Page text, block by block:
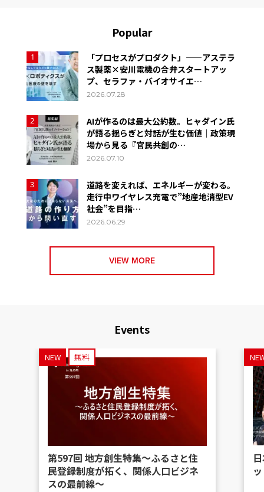
Popular
1
「プロセスがプロダクト」——アステラ
ス製薬×安川電機の合弁スタートアッ
プ、セラファ・バイオサイエ…
2026.07.28
2
AIが作るのは最大公約数。ヒャダイン氏
が語る揺らぎと対話が生む価値｜政策現
場から見る『官民共創の…
2026.07.10
3
道路を変えれば、エネルギーが変わる。
走行中ワイヤレス充電で”地産地消型EV
社会”を目指…
2026.06.29
VIEW MORE
Events
NEW 無料
第597回 地方創生特集〜ふるさと住
民登録制度が拓く、関係人口ビジネ
スの最前線〜